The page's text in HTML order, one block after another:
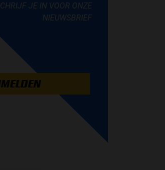
JE IN VOOR ONZE
NIEUWSBRIEF